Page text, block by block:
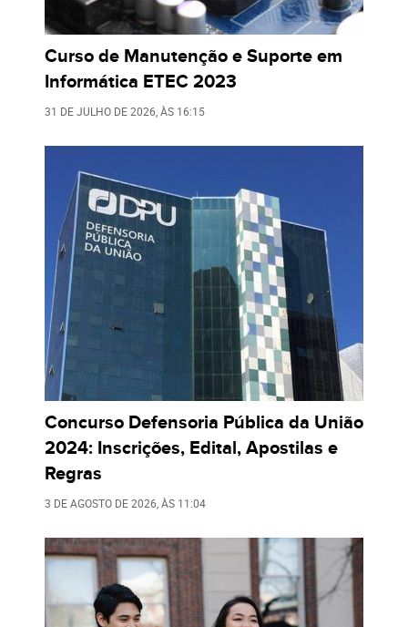
Curso de Manutenção e Suporte em
Informática ETEC 2023
31 DE JULHO DE 2026 , ÀS 16:15
Concurso Defensoria Pública da União
2024: Inscrições, Edital, Apostilas e
Regras
3 DE AGOSTO DE 2026 , ÀS 11:04